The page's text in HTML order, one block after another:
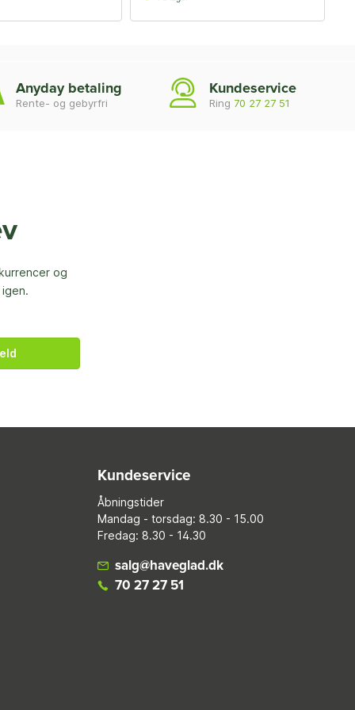
Anyday betaling
Rente- og gebyrfri
Kundeservice
Ring 70 27 27 51
og
Kundeservice
Åbningstider
Mandag - torsdag: 8.30 - 15.00
Fredag: 8.30 - 14.30
salg@haveglad.dk
70 27 27 51